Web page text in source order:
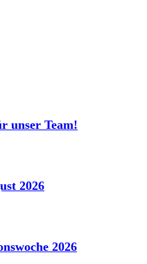
unser Team!
2026
2026